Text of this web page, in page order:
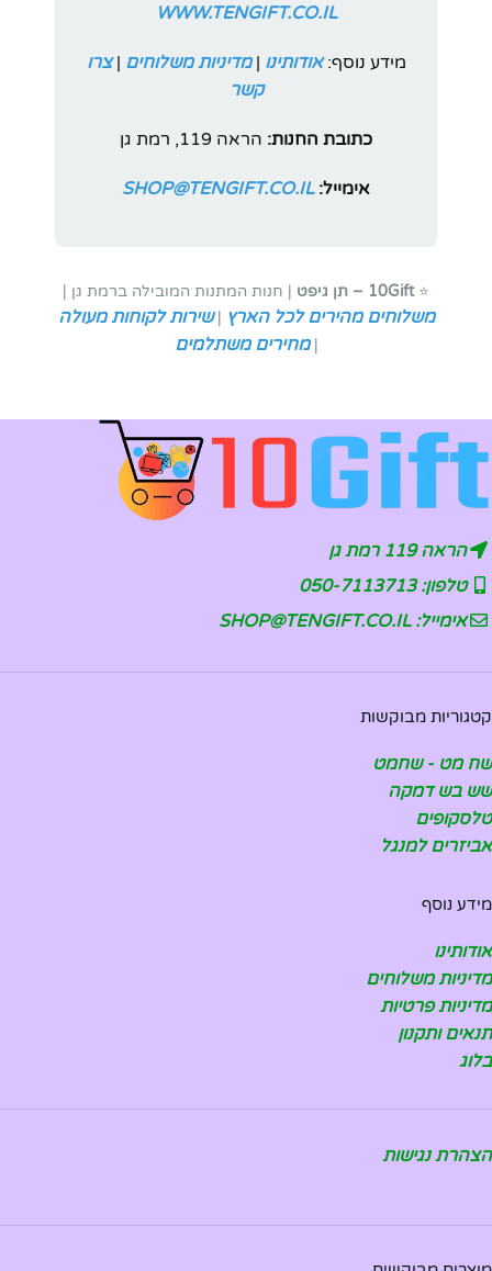
WWW.TENGIFT.CO.IL
מידע נוסף:אודותינו |מדיניות משלוחים |צרו
קשר
כתובת החנות: הראה 119, רמת גן
אימייל: SHOP@TENGIFT.CO.IL
⭐10Gift – תן גיפט | חנות המתנות המובילה ברמת גן |
משלוחים מהירים לכל הארץ |שירות לקוחות מעולה
|מחירים משתלמים
הראה 119 רמת גן
טלפון: 050-7113713
אימייל: SHOP@TENGIFT.CO.IL
קטגוריות מבוקשות
שח מט - שחמט
שש בש דמקה
טלסקופים
אביזרים למנגל
מידע נוסף
אודותינו
מדיניות משלוחים
מדיניות פרטיות
תנאים ותקנון
בלוג
הצהרת נגישות